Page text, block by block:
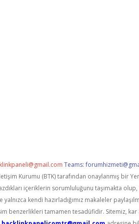
Teams:
Kurumu (BTK) tarafından onaylanmış
içeriklerin sorumluluğunu taşımakta
kendi hazırladığımız makaleler
benzerlikleri tamamen tesadüfidir. Sitemiz,